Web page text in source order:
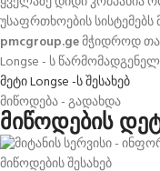
უსაფრთხოების
pmcgroup.geმჭიდროდ
Longse - ს
მეტი Longse -ს შესახებ
მიწოდება - გადახდა
მიწოდების